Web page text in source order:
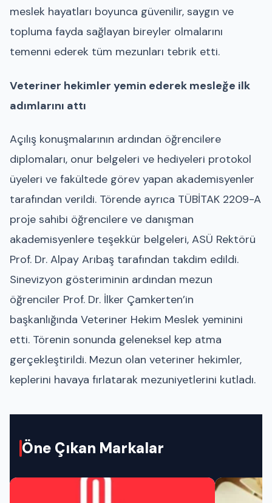
meslek hayatları boyunca güvenilir, saygın ve
topluma fayda sağlayan bireyler olmalarını
temenni ederek tüm mezunları tebrik etti.
Veteriner hekimler yemin ederek mesleğe ilk
adımlarını attı
Açılış konuşmalarının ardından öğrencilere
diplomaları, onur belgeleri ve hediyeleri protokol
üyeleri ve fakültede görev yapan akademisyenler
tarafından verildi. Törende ayrıca TÜBİTAK 2209-A
proje sahibi öğrencilere ve danışman
akademisyenlere teşekkür belgeleri, ASÜ Rektörü
Prof. Dr. Alpay Arıbaş tarafından takdim edildi.
Sinevizyon gösteriminin ardından mezun
öğrenciler Prof. Dr. İlker Çamkerten’in
başkanlığında Veteriner Hekim Meslek yeminini
etti. Törenin sonunda geleneksel kep atma
gerçekleştirildi. Mezun olan veteriner hekimler,
keplerini havaya fırlatarak mezuniyetlerini kutladı.
Öne Çıkan Markalar